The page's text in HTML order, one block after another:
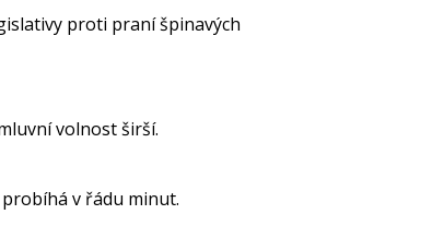
proti praní špinavých
volnost širší.
v řádu minut.